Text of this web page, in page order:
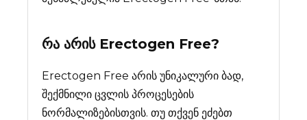
რა არის Erectogen Free?
Erectogen Free არის უნიკალური ბად,
შექმნილი ცვლის პროცესების
ნორმალიზებისთვის. თუ თქვენ ეძებთ